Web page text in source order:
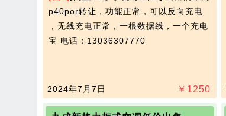
p40por转让，功能正常，可以反向充电​
‌‌，无线充电正常，一根数据线，一个充电
宝 电话：13036307770
￥ 1250
2024年7月7日